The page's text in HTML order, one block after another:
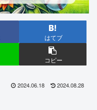
はてブ
コピー
2024.06.18 2024.08.28